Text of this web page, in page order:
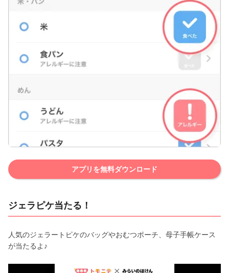
アプリを無料ダウンロード
ジェラピケ当たる！
人気のジェラートピケのバッグやおむつポーチ、母子手帳ケース
が当たるよ♪